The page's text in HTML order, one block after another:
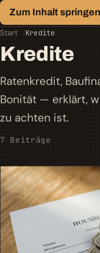
Zum Inhalt springen
Finanz-Lexikon
Geld, einfach erklärt.
Finanztipps
Kredite
Geld-/Vermögensanlage
Krypto
Steuern
Start Kredite
Kredite
Ratenkredit,
Bonität — erklärt,
zu achten ist.
7 Beiträge